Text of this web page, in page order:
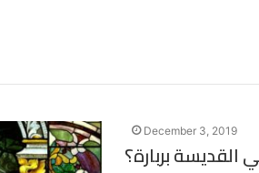
December 3, 2019
بربارة؟